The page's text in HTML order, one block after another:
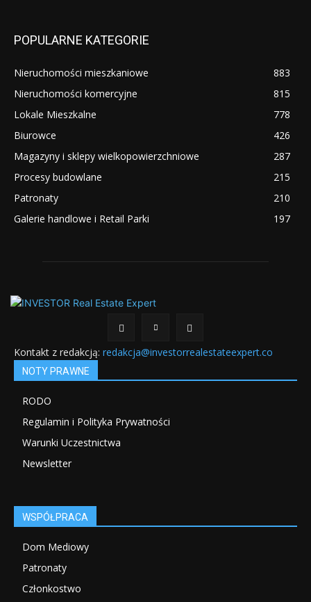
POPULARNE KATEGORIE
Nieruchomości mieszkaniowe
883
Nieruchomości komercyjne
815
Lokale Mieszkalne
778
Biurowce
426
Magazyny i sklepy wielkopowierzchniowe
287
Procesy budowlane
215
Patronaty
210
Galerie handlowe i Retail Parki
197
Kontakt z redakcją: redakcja@investorrealestateexpert.co
NOTY PRAWNE
RODO
Regulamin i Polityka Prywatności
Warunki Uczestnictwa
Newsletter
WSPÓŁPRACA
Dom Mediowy
Patronaty
Członkostwo